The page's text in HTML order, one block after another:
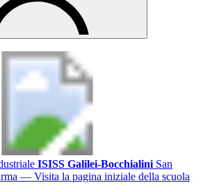
ISISS Galilei-Bocchialini San
— Visita la pagina iniziale della scuola